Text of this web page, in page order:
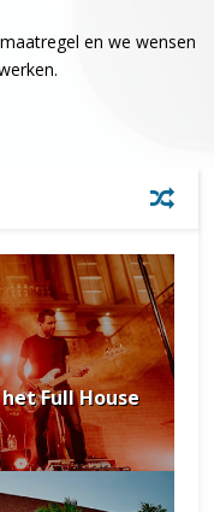
en we wensen
Full House